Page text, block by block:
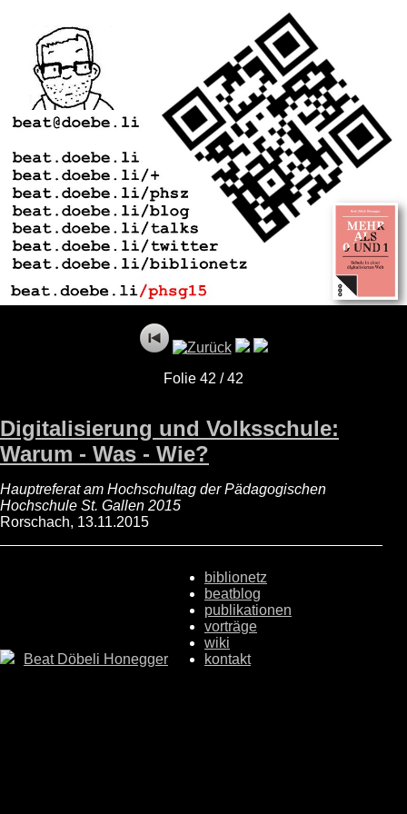
Folie 42 / 42
Digitalisierung und Volksschule:
Warum - Was - Wie?
Hauptreferat am Hochschultag der Pädagogischen
Hochschule St. Gallen 2015
Rorschach, 13.11.2015
Beat Döbeli Honegger
biblionetz
beatblog
publikationen
vorträge
wiki
kontakt